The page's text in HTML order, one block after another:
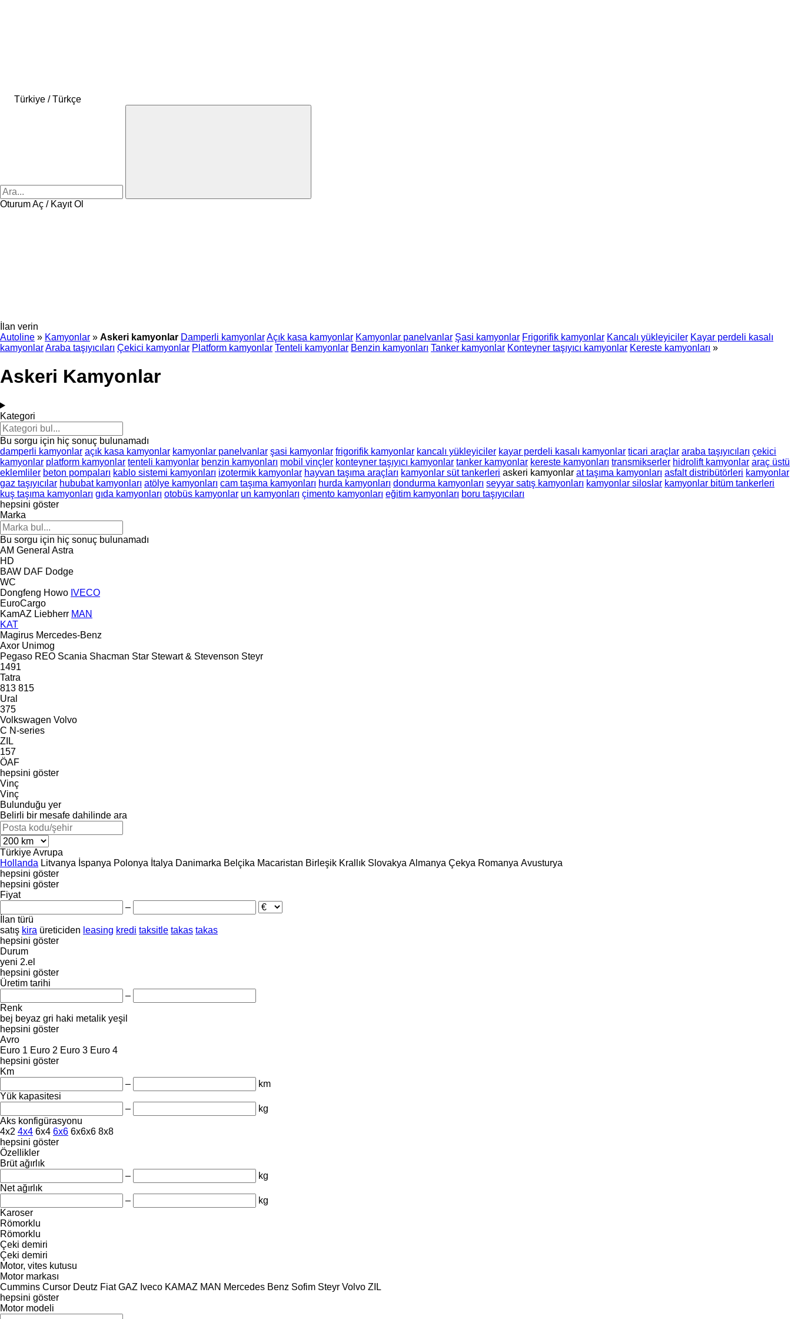
Türkiye / Türkçe
Oturum Aç / Kayıt Ol
İlan verin
Autoline » Kamyonlar » Askeri kamyonlar Damperli kamyonlarAçık kasa kamyonlar Kamyonlar panelvanlar Şasi kamyonlar Frigorifik kamyonlar Kancalı yükleyiciler Kayar perdeli kasalı
kamyonlarAraba taşıyıcıları Çekici kamyonlar Platform kamyonlar Tenteli kamyonlar Benzin kamyonları Tanker kamyonlar Konteyner taşıyıcı kamyonlar Kereste kamyonları »
Askeri Kamyonlar
Kategori
Bu sorgu için hiç sonuç bulunamadı
damperli kamyonlar açık kasa kamyonlar kamyonlar panelvanlar şasi kamyonlar frigorifik kamyonlar kancalı yükleyiciler kayar perdeli kasalı kamyonlar ticari araçlar araba taşıyıcıları çekici
kamyonlar platform kamyonlar tenteli kamyonlar benzin kamyonları mobil vinçler konteyner taşıyıcı kamyonlar tanker kamyonlar kereste kamyonları transmikserler hidrolift kamyonlar araç üstü
eklemliler beton pompaları kablo sistemi kamyonları izotermik kamyonlar hayvan taşıma araçları kamyonlar süt tankerleri askeri kamyonlar at taşıma kamyonları asfalt distribütörleri kamyonlar
gaz taşıyıcılar hububat kamyonları atölye kamyonları cam taşıma kamyonları hurda kamyonları dondurma kamyonları seyyar satış kamyonları kamyonlar siloslar kamyonlar bitüm tankerleri
kuş taşıma kamyonları gıda kamyonları otobüs kamyonlar un kamyonları çimento kamyonları eğitim kamyonları boru taşıyıcıları
hepsini göster
Marka
Bu sorgu için hiç sonuç bulunamadı
AM General Astra
HD
BAW DAF Dodge
WC
Dongfeng Howo IVECO
EuroCargo
KamAZ Liebherr MAN
KAT
Magirus Mercedes-Benz
Axor Unimog
Pegaso REO Scania Shacman Star Stewart & Stevenson Steyr
1491
Tatra
813 815
Ural
375
Volkswagen Volvo
C N-series
ZIL
157
ÖAF
hepsini göster
Vinç
Vinç
Bulunduğu yer
Belirli bir mesafe dahilinde ara
TürkiyeAvrupa
Hollanda Litvanya İspanya Polonya İtalya Danimarka Belçika Macaristan Birleşik Krallık Slovakya Almanya Çekya Romanya Avusturya
hepsini göster
hepsini göster
Fiyat
–
İlan türü
satış kira üreticiden leasing kredi taksitle takas takas
hepsini göster
Durum
yeni 2.el
hepsini göster
Üretim tarihi
–
Renk
bej beyaz gri haki metalik yeşil
hepsini göster
Avro
Euro 1 Euro 2 Euro 3 Euro 4
hepsini göster
Km
–
km
Yük kapasitesi
–
kg
Aks konfigürasyonu
4x2 4x4 6x4 6x6 6x6x6 8x8
hepsini göster
Özellikler
Brüt ağırlık
–
kg
Net ağırlık
–
kg
Karoser
Römorklu
Römorklu
Çeki demiri
Çeki demiri
Motor, vites kutusu
Motor markası
Cummins Cursor Deutz Fiat GAZ Iveco KAMAZ MAN Mercedes Benz Sofim Steyr Volvo ZIL
hepsini göster
Motor modeli